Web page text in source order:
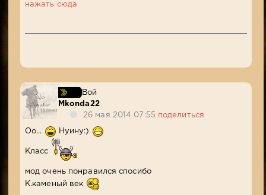
нажать сюда
Вой
Mkonda22
26 мая 2014 07:55 поделиться
Оо... Нуину:)
Класс
мод очень понравился спосибо
К.каменый век